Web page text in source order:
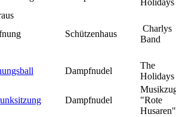
Holidays
Schützenhaus
Charlys
Band
Dampfnudel
The
Holidays
Dampfnudel
"Rote
Husaren"